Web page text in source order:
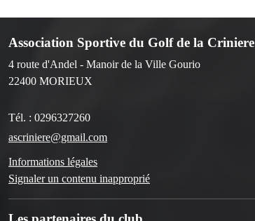
Association Sportive du Golf de la Criniere
4 route d'Andel - Manoir de la Ville Gourio
22400 MORIEUX
Tél. : 0296327260
ascriniere@gmail.com
Informations légales
Signaler un contenu inapproprié